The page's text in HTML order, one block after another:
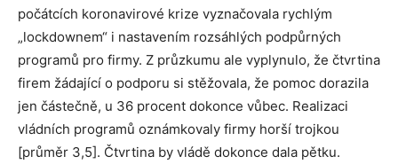
počátcích koronavirové krize vyznačovala rychlým
„lockdownem“ i nastavením rozsáhlých podpůrných
programů pro firmy. Z průzkumu ale vyplynulo, že čtvrtina
firem žádající o podporu si stěžovala, že pomoc dorazila
jen částečně, u 36 procent dokonce vůbec. Realizaci
vládních programů oznámkovaly firmy horší trojkou
[průměr 3,5]. Čtvrtina by vládě dokonce dala pětku.